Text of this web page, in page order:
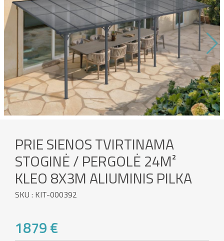
PRIE SIENOS TVIRTINAMA
STOGINĖ / PERGOLĖ 24M²
KLEO 8X3M ALIUMINIS PILKA
SKU : KIT-000392
1879 €